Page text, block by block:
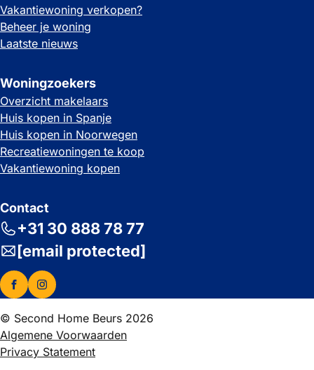
Vakantiewoning verkopen?
Beheer je woning
Laatste nieuws
Woningzoekers
Overzicht makelaars
Huis kopen in Spanje
Huis kopen in Noorwegen
Recreatiewoningen te koop
Vakantiewoning kopen
Contact
+31 30 888 78 77
[email protected]
© Second Home Beurs 2026
Algemene Voorwaarden
Privacy Statement